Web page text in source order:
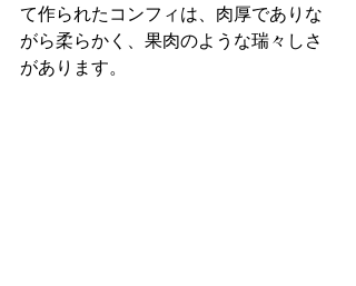
て作られたコンフィは、肉厚でありな
がら柔らかく、果肉のような瑞々しさ
があります。